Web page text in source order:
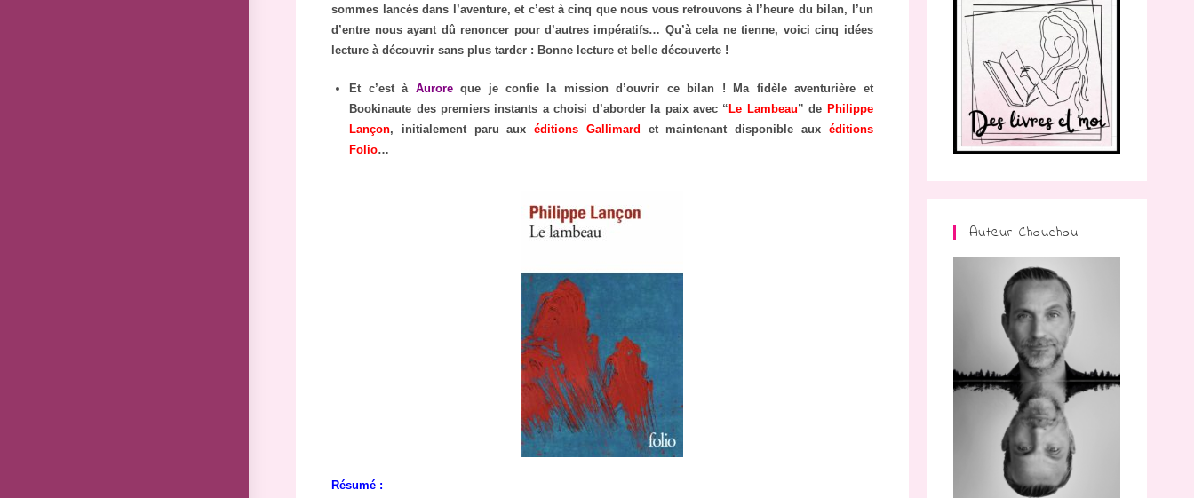
sommes lancés dans l’aventure, et c’est à cinq que nous vous retrouvons à l’heure du bilan, l’un
d’entre nous ayant dû renoncer pour d’autres impératifs… Qu’à cela ne tienne, voici cinq idées
lecture à découvrir sans plus tarder : Bonne lecture et belle découverte !
Et c’est à Auroreque je confie la mission d’ouvrir ce bilan ! Ma fidèle aventurière et
Bookinaute des premiers instants a choisi d’aborder la paix avec “ Le Lambeau” de Philippe
Lançon, initialement paru auxéditions Gallimard et maintenant disponible aux éditions
Folio…
Résumé :
Auteur Chouchou